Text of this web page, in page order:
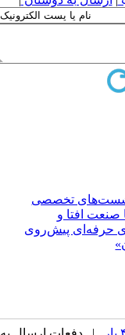
تخصصی
صنعت افتا و
پیش‌روی